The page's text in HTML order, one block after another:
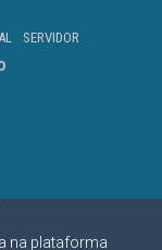
na plataforma
SERVIDOR